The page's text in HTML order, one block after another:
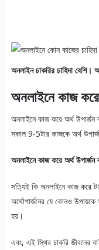
অনলাইন চাকরির চাহিদা
অনলাইনে কাজ
অনলাইনে কাজ করে অর্থ
সকাল 9-5টার কাজকে অর্থ
অনলাইনে কাজ করে অর্থ
সত্যিই কি অনলাইনে কাজ করে
অর্থোপার্জনের যে কোনও উপায়কে
হয়।
এবং, এই স্থির চাকরি জীবনের